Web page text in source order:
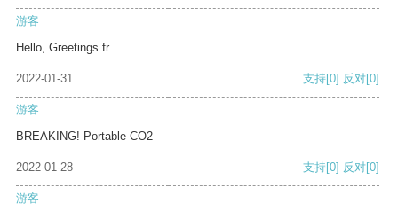
游客
Hello, Greetings fr
2022-01-31 支持[0] 反对[0]
游客
BREAKING! Portable CO2
2022-01-28 支持[0] 反对[0]
游客